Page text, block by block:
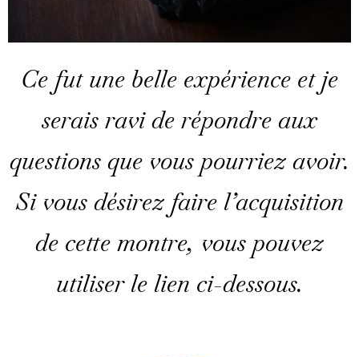
Ce fut une belle expérience et je
serais ravi de répondre aux
questions que vous pourriez avoir.
Si vous désirez faire l’acquisition
de cette montre, vous pouvez
utiliser le lien ci-dessous.